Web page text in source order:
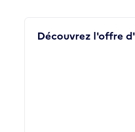
Découvrez l'offre